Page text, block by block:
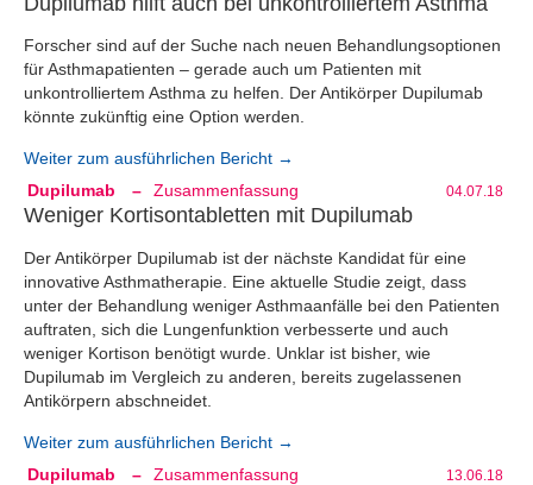
Forscher sind auf der Suche nach neuen Behandlungsoptionen
für Asthmapatienten – gerade auch um Patienten mit
unkontrolliertem Asthma zu helfen. Der Antikörper Dupilumab
könnte zukünftig eine Option werden.
Weiter zum ausführlichen Bericht →
Dupilumab
– Zusammenfassung 04.07.18
Weniger Kortisontabletten mit Dupilumab
Der Antikörper Dupilumab ist der nächste Kandidat für eine
innovative Asthmatherapie. Eine aktuelle Studie zeigt, dass
unter der Behandlung weniger Asthmaanfälle bei den Patienten
auftraten, sich die Lungenfunktion verbesserte und auch
weniger Kortison benötigt wurde. Unklar ist bisher, wie
Dupilumab im Vergleich zu anderen, bereits zugelassenen
Antikörpern abschneidet.
Weiter zum ausführlichen Bericht →
Dupilumab
– Zusammenfassung 13.06.18